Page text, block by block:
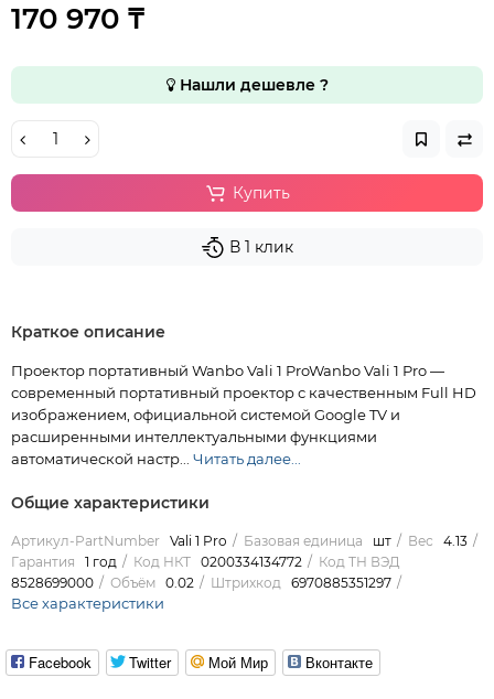
170 970 ₸
Нашли дешевле ?
Купить
В 1 клик
Краткое описание
Проектор портативный Wanbo Vali 1 ProWanbo Vali 1 Pro —
современный портативный проектор с качественным Full HD
изображением, официальной системой Google TV и
расширенными интеллектуальными функциями
автоматической настр... Читать далее...
Общие характеристики
Артикул-PartNumber Vali 1 Pro Базовая единица шт Вес
4.13
Гарантия
1 год Код НКТ 0200334134772
Код ТН ВЭД
8528699000
Объём 0.02 Штрихкод 6970885351297
Все характеристики
Facebook Twitter Мой Мир Вконтакте